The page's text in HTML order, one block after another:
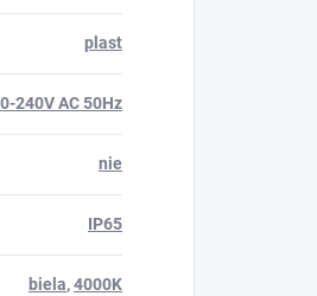
plast
240V AC 50Hz
nie
IP65
biela,4000K